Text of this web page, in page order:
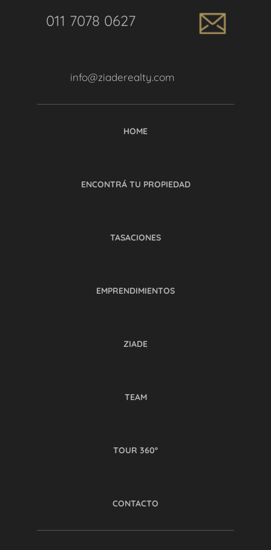
011 7078 0627
info@ziaderealty.com
HOME
ENCONTRÁ TU PROPIEDAD
TASACIONES
EMPRENDIMIENTOS
ZIADE
TEAM
TOUR 360º
CONTACTO